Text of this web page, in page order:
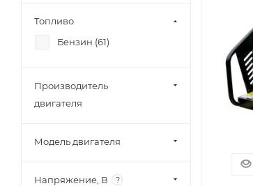
Топливо
Бензин (61)
Производитель
двигателя
Модель двигателя
Напряжение, В ?